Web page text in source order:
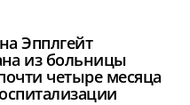
Эпплгейт
из больницы
четыре месяца